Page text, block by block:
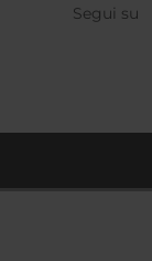
Segui su